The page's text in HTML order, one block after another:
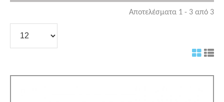
Αποτελέσματα 1 - 3 από 3